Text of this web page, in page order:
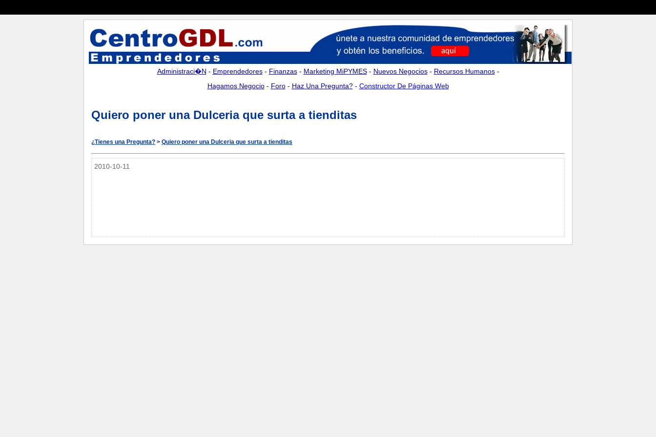
Administraci�n - Emprendedores- Finanzas- Marketing MiPYMES- Nuevos Negocios- Recursos Humanos-
Hagamos Negocio- Foro- Haz Una Pregunta?- Constructor De Páginas Web
Quiero poner una Dulceria que surta a tienditas
¿Tienes una Pregunta? > Quiero poner una Dulceria que surta a tienditas
2010-10-11